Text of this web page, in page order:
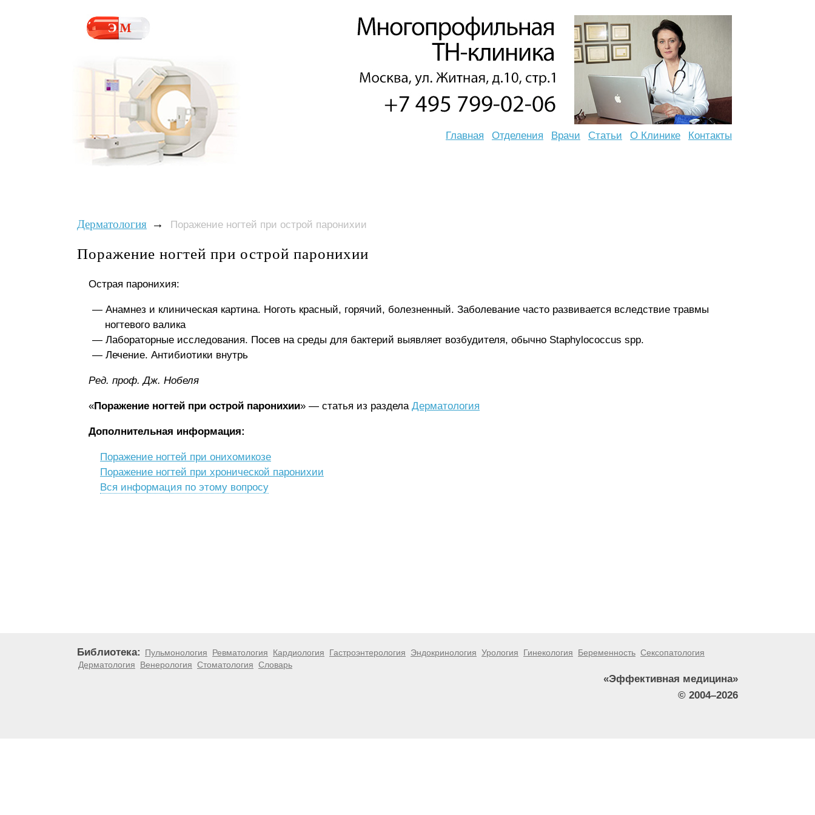
Главная Отделения Врачи Статьи О Клинике Контакты
Дерматология → Поражение ногтей при острой паронихии
Поражение ногтей при острой паронихии
Острая паронихия:
Анамнез и клиническая картина. Ноготь красный, горячий, болезненный. Заболевание часто развивается вследствие травмы
ногтевого валика
Лабораторные исследования. Посев на среды для бактерий выявляет возбудителя, обычно Staphylococcus spp.
Лечение. Антибиотики внутрь
Ред. проф. Дж. Нобеля
«Поражение ногтей при острой паронихии» — статья из раздела Дерматология
Дополнительная информация:
Поражение ногтей при онихомикозе
Поражение ногтей при хронической паронихии
Вся информация по этому вопросу
Библиотека: Пульмонология Ревматология Кардиология Гастроэнтерология Эндокринология Урология Гинекология Беременность Сексопатология
Дерматология
Венерология Стоматология Словарь
«Эффективная медицина»
© 2004–2026